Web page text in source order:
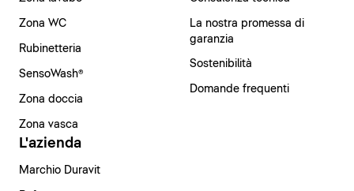
Zona WC
Rubinetteria
SensoWash®
Zona doccia
Zona vasca
La nostra promessa di
garanzia
Sostenibilità
Domande frequenti
L'azienda
Marchio Duravit